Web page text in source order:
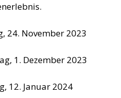
24. November 2023
1. Dezember 2023
12. Januar 2024